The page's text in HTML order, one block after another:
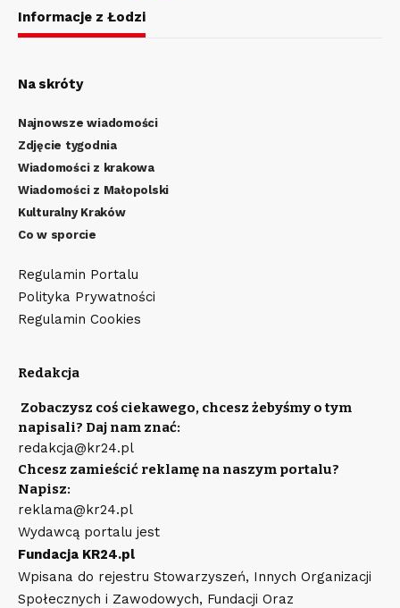
Informacje z Łodzi
Na skróty
Najnowsze wiadomości
Zdjęcie tygodnia
Wiadomości z krakowa
Wiadomości z Małopolski
Kulturalny Kraków
Co w sporcie
Regulamin Portalu
Polityka Prywatności
Regulamin Cookies
Redakcja
Zobaczysz coś ciekawego, chcesz żebyśmy o tym
napisali? Daj nam znać:
redakcja@kr24.pl
Chcesz zamieścić reklamę na naszym portalu?
Napisz:
reklama@kr24.pl
Wydawcą portalu jest
Fundacja KR24.pl
Wpisana do rejestru Stowarzyszeń, Innych Organizacji
Społecznych i Zawodowych, Fundacji Oraz